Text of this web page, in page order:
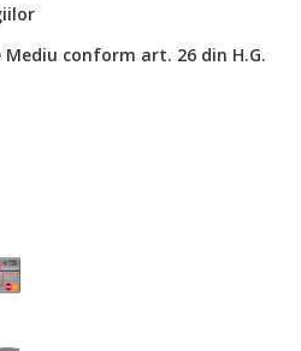
conform art. 26 din H.G.